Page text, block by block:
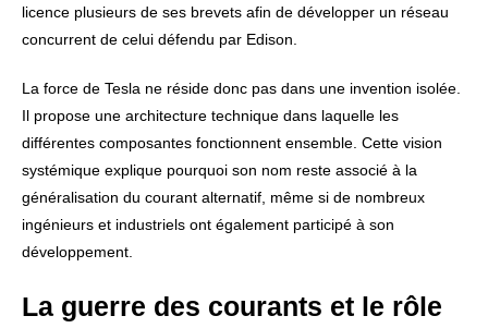
licence plusieurs de ses brevets afin de développer un réseau
concurrent de celui défendu par Edison.
La force de Tesla ne réside donc pas dans une invention isolée.
Il propose une architecture technique dans laquelle les
différentes composantes fonctionnent ensemble. Cette vision
systémique explique pourquoi son nom reste associé à la
généralisation du courant alternatif, même si de nombreux
ingénieurs et industriels ont également participé à son
développement.
La guerre des courants et le rôle